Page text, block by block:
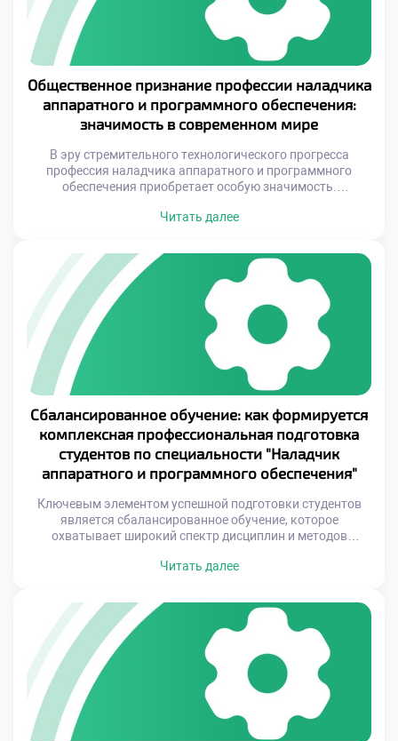
Общественное признание профессии наладчика
аппаратного и программного обеспечения:
значимость в современном мире
В эру стремительного технологического прогресса
профессия наладчика аппаратного и программного
обеспечения приобретает особую значимость.
настройки и обслуживания оборудования, которое
Качественная работа наладчика – это не просто
техническая работа, это искусство понимать и
адаптировать технологии под нужды пользователей,
создавая тем самым базу для эффективного […]
Читать далее
Сбалансированное обучение: как формируется
комплексная профессиональная подготовка
студентов по специальности "Наладчик
аппаратного и программного обеспечения"
Ключевым элементом успешной подготовки студентов
является сбалансированное обучение, которое
охватывает широкий спектр дисциплин и методов
функционирования оборудования и программного
диагностики и оптимизации систем. Такой комплексный
подход помогает студентам не просто освоить профессию,
но и стать универсальными специалистами, способными
решать разнообразные задачи. Важно […]
Читать далее